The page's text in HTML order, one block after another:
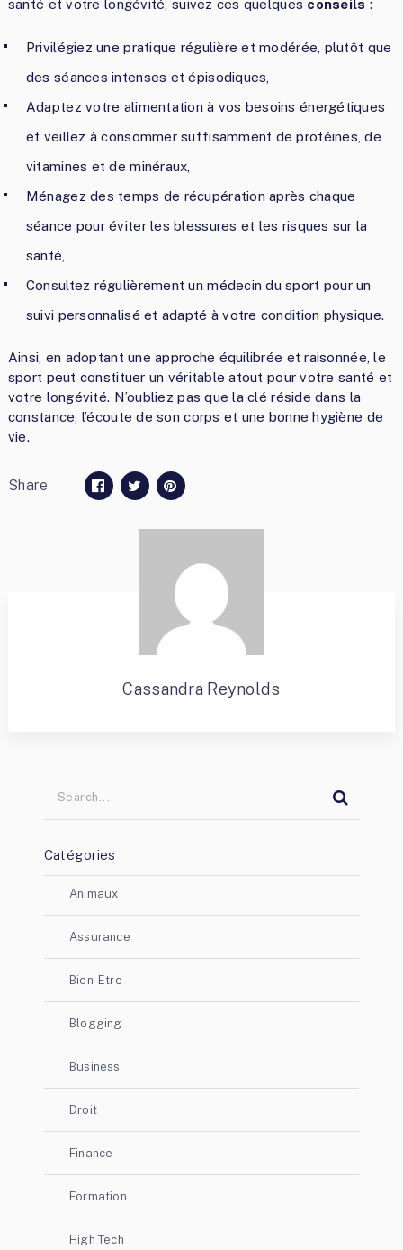
santé et votre longévité, suivez ces quelques conseils :
Privilégiez une pratique régulière et modérée, plutôt que
des séances intenses et épisodiques,
Adaptez votre alimentation à vos besoins énergétiques
et veillez à consommer suffisamment de protéines, de
vitamines et de minéraux,
Ménagez des temps de récupération après chaque
séance pour éviter les blessures et les risques sur la
santé,
Consultez régulièrement un médecin du sport pour un
suivi personnalisé et adapté à votre condition physique.
Ainsi, en adoptant une approche équilibrée et raisonnée, le
sport peut constituer un véritable atout pour votre santé et
votre longévité. N’oubliez pas que la clé réside dans la
constance, l’écoute de son corps et une bonne hygiène de
vie.
Share
Cassandra Reynolds
Catégories
Animaux
Assurance
Bien-Etre
Blogging
Business
Droit
Finance
Formation
High Tech